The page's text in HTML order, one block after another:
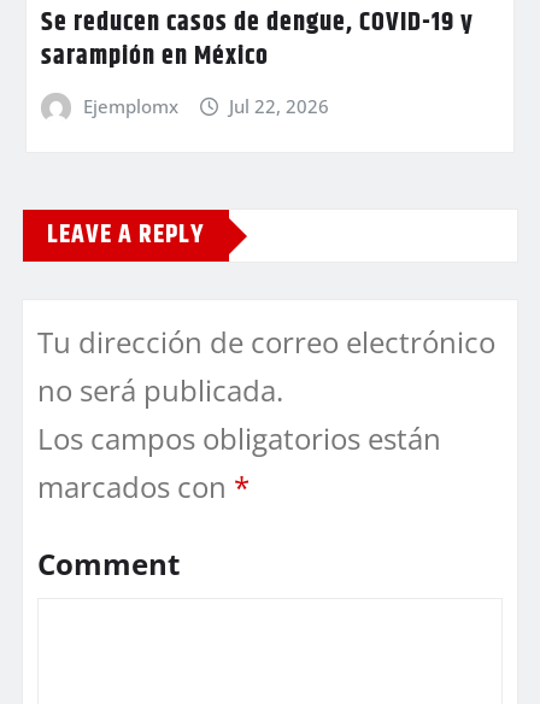
Se reducen casos de dengue, COVID-19 y
sarampión en México
Ejemplomx Jul 22, 2026
LEAVE A REPLY
Tu dirección de correo electrónico
no será publicada.
Los campos obligatorios están
marcados con *
Comment